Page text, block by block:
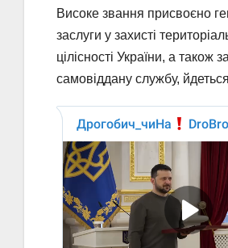
Високе звання присвоєно
заслуги у захисті
цілісності України, а також
самовіддану службу,